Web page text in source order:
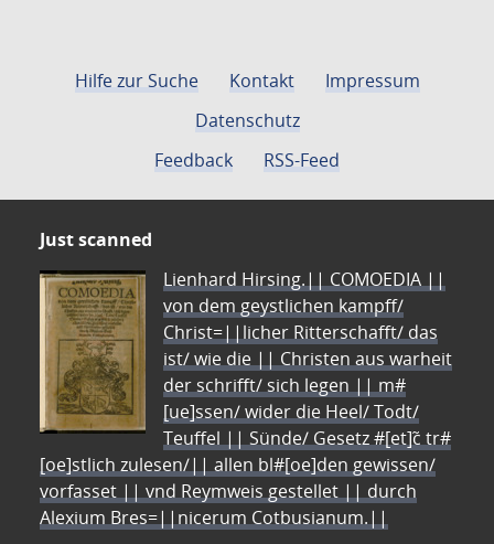
Hilfe zur Suche Kontakt
Impressum
Datenschutz
Feedback
RSS-Feed
Just scanned
Lienhard Hirsing.|| COMOEDIA ||
von dem geystlichen kampff/
Christ=||licher Ritterschafft/ das
ist/ wie die || Christen aus warheit
der schrifft/ sich legen || m#
[ue]ssen/ wider die Heel/ Todt/
Teuffel || Sünde/ Gesetz #[et]c̃ tr#
[oe]stlich zulesen/|| allen bl#[oe]den gewissen/
vorfasset || vnd Reymweis gestellet || durch
Alexium Bres=||nicerum Cotbusianum.||